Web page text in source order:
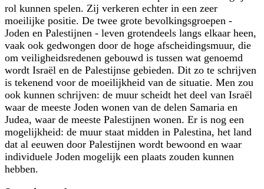
rol kunnen spelen. Zij verkeren echter in een zeer
moeilijke positie. De twee grote bevolkingsgroepen -
Joden en Palestijnen - leven grotendeels langs elkaar heen,
vaak ook gedwongen door de hoge afscheidings­muur, die
om veiligheidsredenen gebouwd is tussen wat genoemd
wordt Israël en de Palestijnse gebieden. Dit zo te schrijven
is tekenend voor de moeilijkheid van de situatie. Men zou
ook kunnen schrijven: de muur scheidt het deel van Israël
waar de meeste Joden wonen van de delen Samaria en
Judea, waar de meeste Palestijnen wonen. Er is nog een
mogelijkheid: de muur staat midden in Palestina, het land
dat al eeuwen door Palestijnen wordt bewoond en waar
individuele Joden mogelijk een plaats zouden kunnen
hebben.